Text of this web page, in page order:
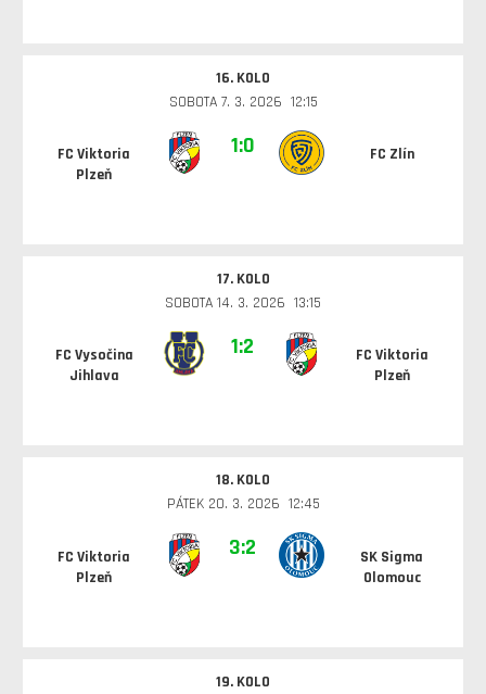
16. KOLO
SOBOTA 7. 3. 2026 12:15
FC Viktoria
Plzeň
1:0 FC Zlín
17. KOLO
SOBOTA 14. 3. 2026 13:15
FC Vysočina
Jihlava
1:2
FC Viktoria
Plzeň
18. KOLO
PÁTEK 20. 3. 2026 12:45
FC Viktoria
Plzeň
3:2
SK Sigma
Olomouc
19. KOLO